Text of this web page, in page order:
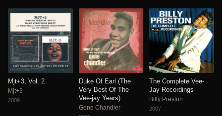
Mjt+3, Vol. 2
Mjt+3
2009
Duke Of Earl (The
Very Best Of The
Vee-jay Years)
Gene Chandler
The Complete Vee-
Jay Recordings
Billy Preston
2007